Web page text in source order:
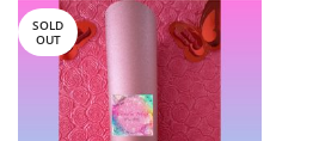
SOLD
OUT